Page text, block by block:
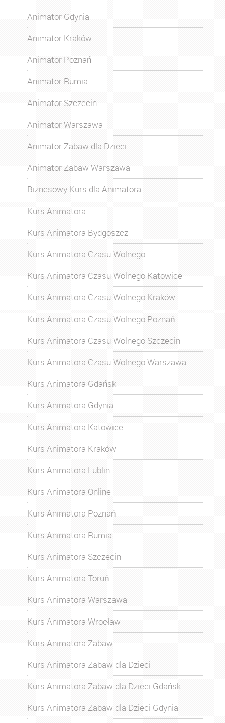
Animator Gdynia
Animator Kraków
Animator Poznań
Animator Rumia
Animator Szczecin
Animator Warszawa
Animator Zabaw dla Dzieci
Animator Zabaw Warszawa
Biznesowy Kurs dla Animatora
Kurs Animatora
Kurs Animatora Bydgoszcz
Kurs Animatora Czasu Wolnego
Kurs Animatora Czasu Wolnego Katowice
Kurs Animatora Czasu Wolnego Kraków
Kurs Animatora Czasu Wolnego Poznań
Kurs Animatora Czasu Wolnego Szczecin
Kurs Animatora Czasu Wolnego Warszawa
Kurs Animatora Gdańsk
Kurs Animatora Gdynia
Kurs Animatora Katowice
Kurs Animatora Kraków
Kurs Animatora Lublin
Kurs Animatora Online
Kurs Animatora Poznań
Kurs Animatora Rumia
Kurs Animatora Szczecin
Kurs Animatora Toruń
Kurs Animatora Warszawa
Kurs Animatora Wrocław
Kurs Animatora Zabaw
Kurs Animatora Zabaw dla Dzieci
Kurs Animatora Zabaw dla Dzieci Gdańsk
Kurs Animatora Zabaw dla Dzieci Gdynia